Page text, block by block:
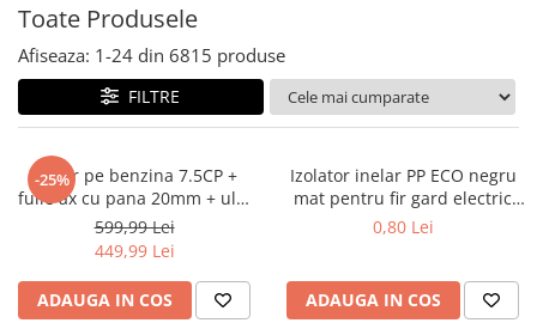
Aparat carotat
Aparat de banc
Aparat masina cusut
Aparat spalat cu presiune
Aparate de ascutit
Aparate de masurat
Aparate de rindeluit
Toate Produsele
Afiseaza: 1-24 din 6815 produse
FILTRE
-25%
Motor pe benzina 7.5CP +
fulie ax cu pana 20mm + ulei
4 timpi DISFB96
(BK19816+F+U)
599,99 Lei
449,99 Lei
ADAUGA IN COS
Izolator inelar PP ECO negru
mat pentru fir gard electric
DISGD08 (BK87541)
0,80 Lei
ADAUGA IN COS